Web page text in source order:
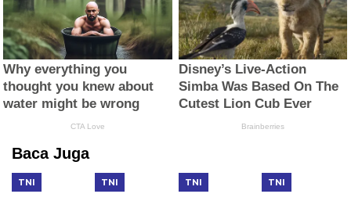
Baca Juga
TNI TNI TNI TNI